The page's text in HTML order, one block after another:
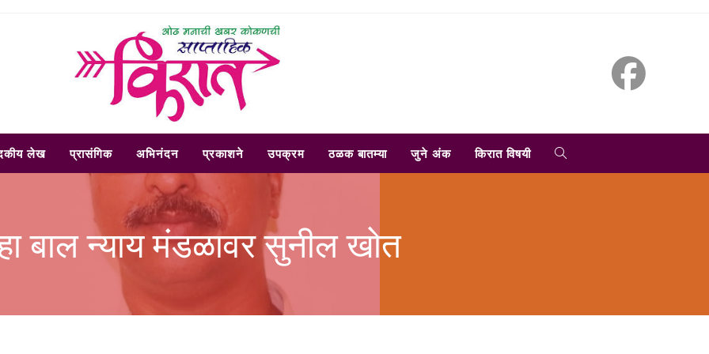
लेख प्रासंगिक अभिनंदन प्रकाशने उपक्रम ठळक बातम्या जुने अंक किरात विषयी TOGGLE
बाल न्याय मंडळावर सुनील खोत